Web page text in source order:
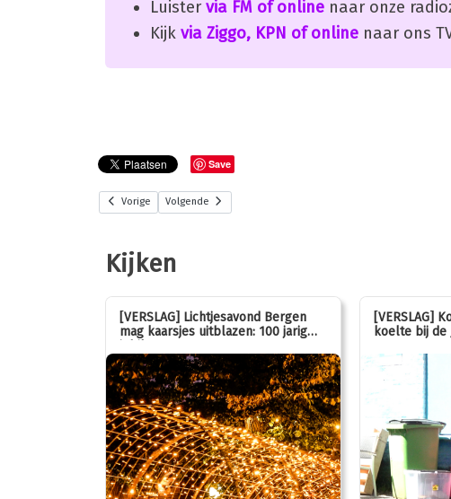
Luister via FM of online naar onze
Kijk via Ziggo, KPN of online naar ons
Save
Vorige Volgende
Kijken
[VERSLAG] Lichtjesavond Bergen
mag kaarsjes uitblazen: 100 jarig
[VERSLAG]
koelte bij de